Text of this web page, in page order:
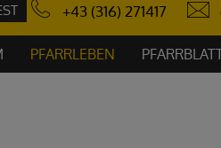
+43 (316) 271417
PFARRLEBEN